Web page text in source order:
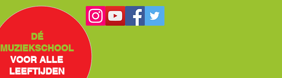
DÉ
MUZIEKSCHOOL
VOOR ALLE
LEEFTIJDEN